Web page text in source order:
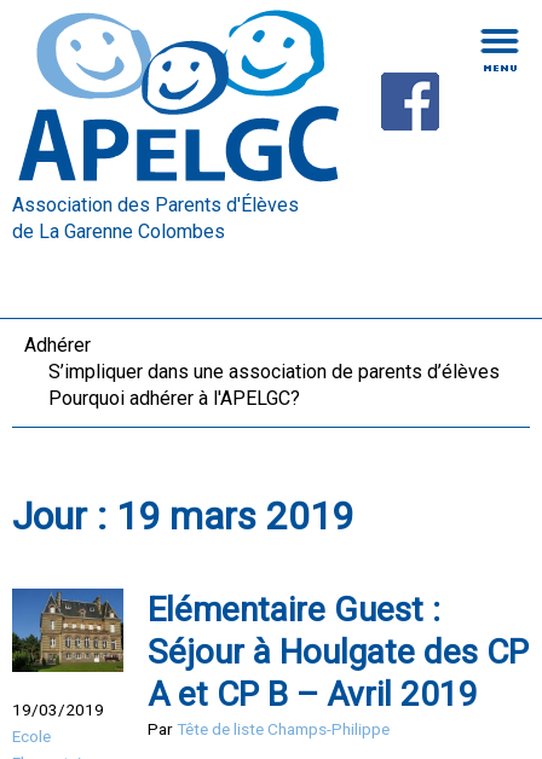
Association des Parents d'Élèves
de La Garenne Colombes
Adhérer
S’impliquer dans une association de parents d’élèves
Pourquoi adhérer à l'APELGC?
Jour : 19 mars 2019
19/03/2019
Ecole
Elémentaire Guest :
Séjour à Houlgate des CP
A et CP B – Avril 2019
ParTête de liste Champs-Philippe